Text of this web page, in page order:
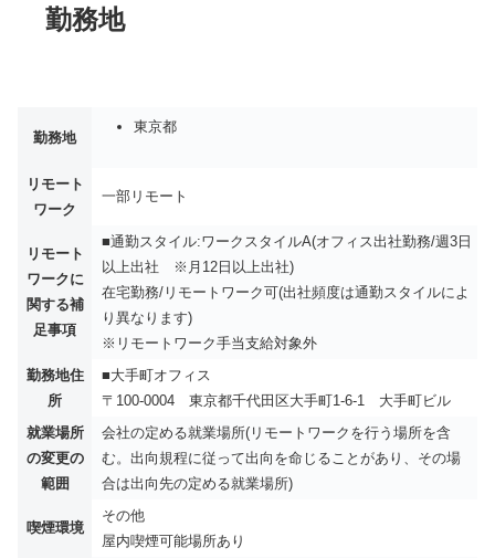
勤務地
勤務地
東京都
リモート
ワーク
一部リモート
リモート
ワークに
関する補
足事項
■通勤スタイル:ワークスタイルA(オフィス出社勤務/週3日
以上出社 ※月12日以上出社)
在宅勤務/リモートワーク可(出社頻度は通勤スタイルによ
り異なります)
※リモートワーク手当支給対象外
勤務地住
所
■大手町オフィス
〒100-0004 東京都千代田区大手町1-6-1 大手町ビル
就業場所
の変更の
範囲
会社の定める就業場所​(リモートワークを行う場所を含
む。出向規程に従って出向を命じることがあり、その場
合は出向先の定める就業場所)​
喫煙環境
その他
屋内喫煙可能場所あり